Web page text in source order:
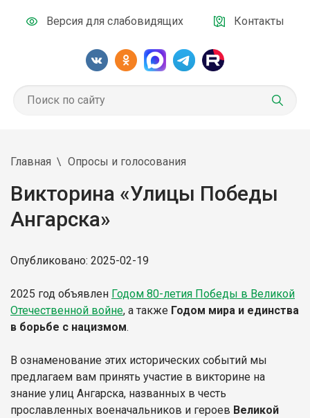
Версия для слабовидящих Контакты
Главная Опросы и голосования
Викторина «Улицы Победы
Ангарска»
Опубликовано: 2025-02-19
2025 год объявлен Годом 80-летия Победы в Великой
Отечественной войне, а также Годом мира и единства
в борьбе с нацизмом.
В ознаменование этих исторических событий мы
предлагаем вам принять участие в викторине на
знание улиц Ангарска, названных в честь
прославленных военачальников и героев Великой